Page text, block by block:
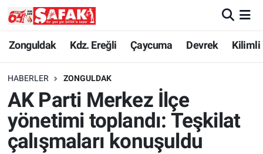
Zonguldak Kdz. Ereğli Çaycuma Devrek Kilimli
HABERLER ZONGULDAK
AK Parti Merkez İlçe
yönetimi toplandı: Teşkilat
çalışmaları konuşuldu
Zonguldak
Kdz. Ereğli
Çaycuma
Devrek
Zonguldak Nöbetçi Eczaneler
Zonguldak Hava Durumu
Zonguldak Namaz Vakitleri
Zonguldak Trafik Yoğunluk Haritası